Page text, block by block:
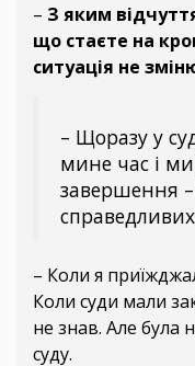
– З яким
що стаєте на
ситуація не
– Щоразу у
мине час і
завершення
– Коли я
Коли суди мали
не знав. Але була
суду.